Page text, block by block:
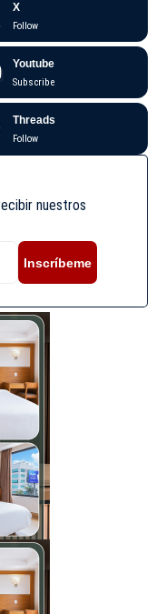
X
Follow
Youtube
Subscribe
Threads
Follow
nuestros
Inscríbeme